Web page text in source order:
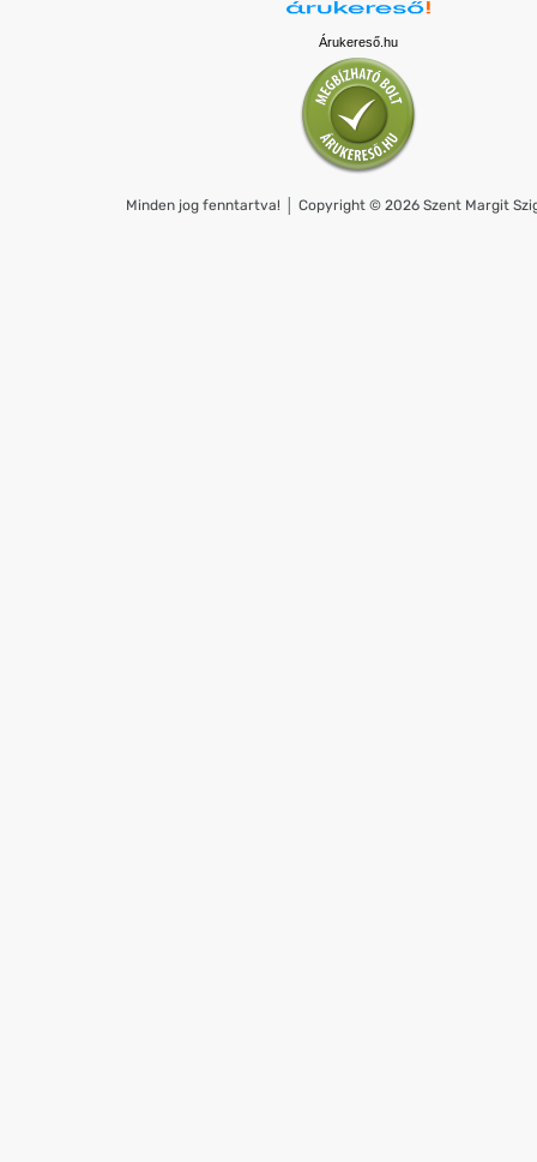
Árukereső.hu
Minden jog fenntartva! │ Copyright © 2026 Szent Margit